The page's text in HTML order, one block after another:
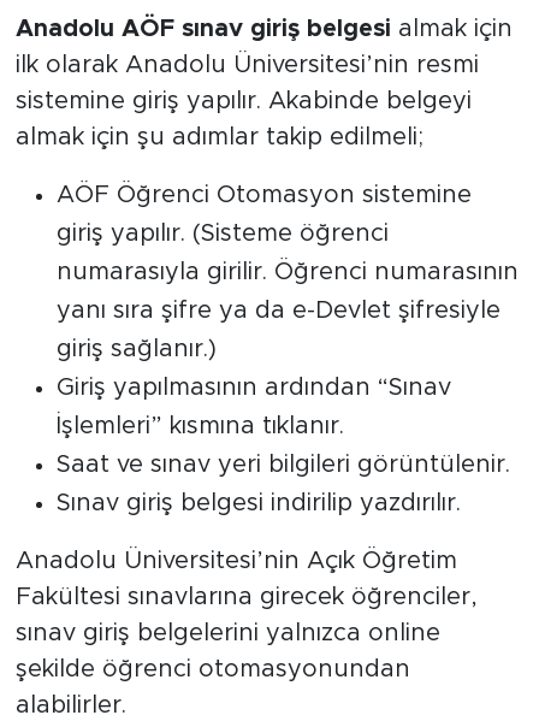
Anadolu AÖF sınav giriş belgesi almak için
ilk olarak Anadolu Üniversitesi’nin resmi
sistemine giriş yapılır. Akabinde belgeyi
almak için şu adımlar takip edilmeli;
AÖF Öğrenci Otomasyon sistemine
giriş yapılır. (Sisteme öğrenci
numarasıyla girilir. Öğrenci numarasının
yanı sıra şifre ya da e-Devlet şifresiyle
giriş sağlanır.)
Giriş yapılmasının ardından “Sınav
İşlemleri” kısmına tıklanır.
Saat ve sınav yeri bilgileri görüntülenir.
Sınav giriş belgesi indirilip yazdırılır.
Anadolu Üniversitesi’nin Açık Öğretim
Fakültesi sınavlarına girecek öğrenciler,
sınav giriş belgelerini yalnızca online
şekilde öğrenci otomasyonundan
alabilirler.